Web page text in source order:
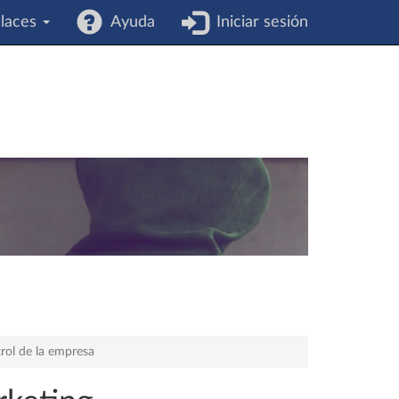
Ayuda Iniciar sesión
de la empresa